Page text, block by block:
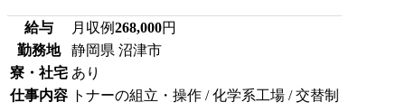
給与 月収例268,000円
勤務地
静岡県 沼津市
寮・社宅 あり
仕事内容 トナーの組立・操作 / 化学系工場 / 交替制